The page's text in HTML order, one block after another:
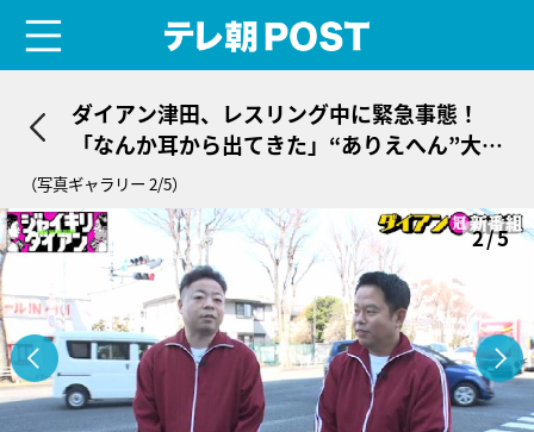
ダイアン津田、レスリング中に緊急事態！
「なんか耳から出てきた」“ありえへん”大き
さのものが出現
（写真ギャラリー 2/5）
2/5